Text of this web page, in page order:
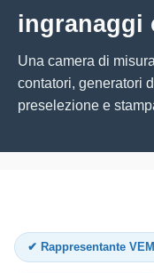
ingranaggi
Una camera di
contatori, generatori
preselezione e
✔ Rappresentante